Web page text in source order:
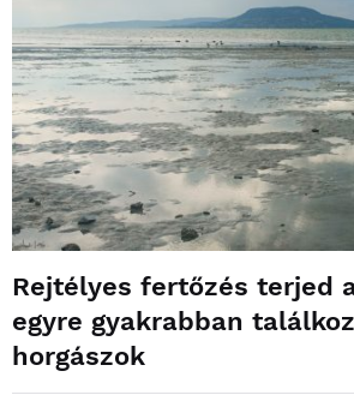
Rejtélyes fertőzés terjed
egyre gyakrabban
horgászok